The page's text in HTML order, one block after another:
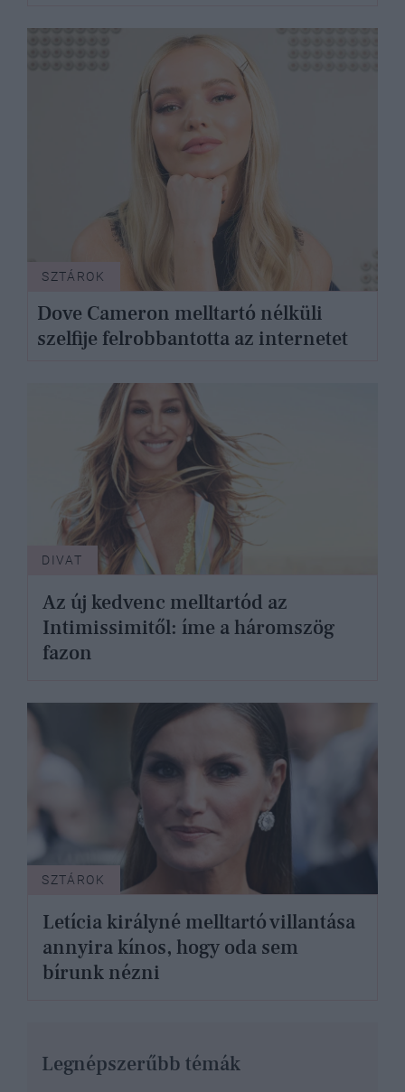
SZTÁROK
Dove Cameron melltartó nélküli
szelfije felrobbantotta az internetet
DIVAT
Az új kedvenc melltartód az
Intimissimitől: íme a háromszög
fazon
SZTÁROK
Letícia királyné melltartó villantása
annyira kínos, hogy oda sem
bírunk nézni
Legnépszerűbb témák